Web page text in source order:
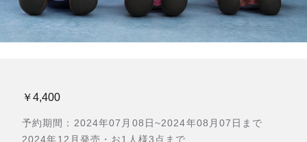
￥4,400
予約期間：2024年07月08日~2024年08月07日まで
2024年12月発売・お1人様3点まで